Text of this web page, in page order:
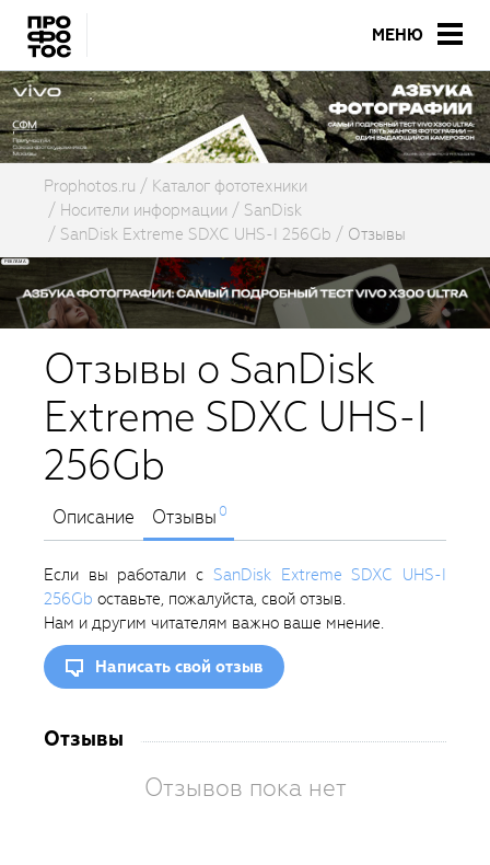
МЕНЮ
Prophotos.ru
Каталог фототехники
Носители информации
SanDisk
SanDisk Extreme SDXC UHS-I 256Gb
Отзывы
Отзывы о SanDisk
Extreme SDXC UHS-I
256Gb
Описание Отзывы0
Если вы работали с SanDisk Extreme SDXC UHS-I
256Gb оставьте, пожалуйста, свой отзыв.
Нам и другим читателям важно ваше мнение.
Написать свой отзыв
Отзывы
Отзывов пока нет